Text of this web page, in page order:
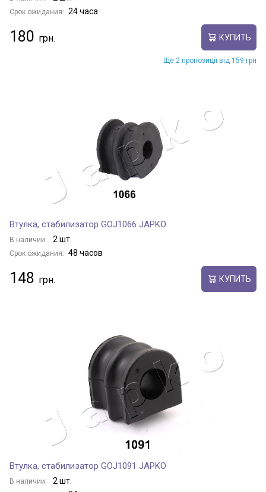
Срок ожидания: 24 часа
180 КУПИТЬ
Ще 2 пропозиції від 159 грн
Втулка, стабилизатор GOJ1066 JAPKO
В наличии: 2 шт.
Срок ожидания: 48 часов
148 КУПИТЬ
Втулка, стабилизатор GOJ1091 JAPKO
В наличии: 2 шт.